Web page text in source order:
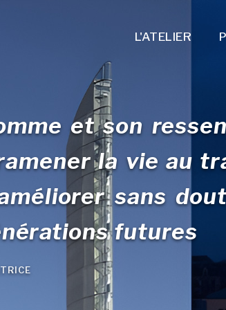
L'ATELIER
et son
la vie au
sans
futures